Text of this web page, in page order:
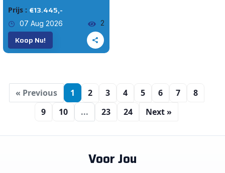
Prijs : €13.445,-
07 Aug 2026 2
Koop Nu!
« Previous 1 2 3 4 5 6 7
8
9
10 ... 23 24 Next »
Voor Jou